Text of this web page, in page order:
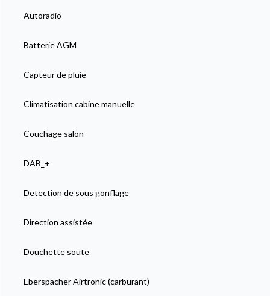
Autoradio
Batterie AGM
Capteur de pluie
Climatisation cabine manuelle
Couchage salon
DAB_+
Detection de sous gonflage
Direction assistée
Douchette soute
Eberspächer Airtronic (carburant)